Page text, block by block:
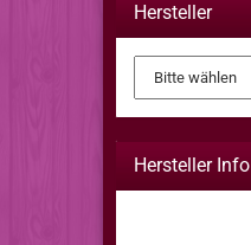
Hersteller
Hersteller Info